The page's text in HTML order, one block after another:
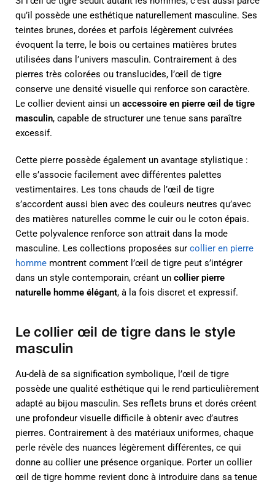
qu’il possède une esthétique naturellement masculine. Ses
teintes brunes, dorées et parfois légèrement cuivrées
évoquent la terre, le bois ou certaines matières brutes
utilisées dans l’univers masculin. Contrairement à des
pierres très colorées ou translucides, l’œil de tigre
conserve une densité visuelle qui renforce son caractère.
Le collier devient ainsi un accessoire en pierre œil de tigre
masculin, capable de structurer une tenue sans paraître
excessif.
Cette pierre possède également un avantage stylistique :
elle s’associe facilement avec différentes palettes
vestimentaires. Les tons chauds de l’œil de tigre
s’accordent aussi bien avec des couleurs neutres qu’avec
des matières naturelles comme le cuir ou le coton épais.
Cette polyvalence renforce son attrait dans la mode
masculine. Les collections proposées sur collier en pierre
homme montrent comment l’œil de tigre peut s’intégrer
dans un style contemporain, créant un collier pierre
naturelle homme élégant, à la fois discret et expressif.
Le collier œil de tigre dans le style
masculin
Au-delà de sa signification symbolique, l’œil de tigre
possède une qualité esthétique qui le rend particulièrement
adapté au bijou masculin. Ses reflets bruns et dorés créent
une profondeur visuelle difficile à obtenir avec d’autres
pierres. Contrairement à des matériaux uniformes, chaque
perle révèle des nuances légèrement différentes, ce qui
donne au collier une présence organique. Porter un collier
œil de tigre homme revient donc à introduire dans sa tenue